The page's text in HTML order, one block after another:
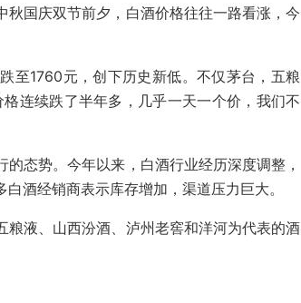
国庆双节前夕，白酒价格往往一路看涨，今
至1760元，创下历史新低。不仅茅台，五粮
连续跌了半年多，几乎一天一个价，我们不
态势。今年以来，白酒行业经历深度调整，
酒经销商表示库存增加，渠道压力巨大。
液、山西汾酒、泸州老窖和洋河为代表的酒